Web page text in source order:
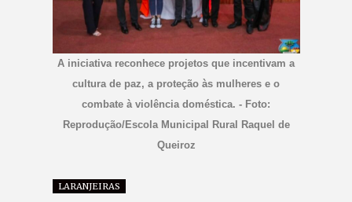
A iniciativa reconhece projetos que incentivam a
cultura de paz, a proteção às mulheres e o
combate à violência doméstica. - Foto:
Reprodução/Escola Municipal Rural Raquel de
Queiroz
LARANJEIRAS